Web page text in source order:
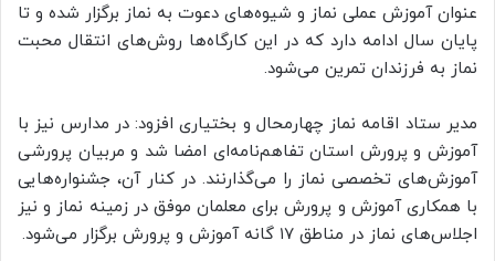
عنوان آموزش عملی نماز و شیوه‌های دعوت به نماز برگزار شده و تا
پایان سال ادامه دارد که در این کارگاه‌ها روش‌های انتقال محبت
نماز به فرزندان تمرین می‌شود.
مدیر ستاد اقامه نماز چهارمحال و بختیاری افزود: در مدارس نیز با
آموزش و پرورش استان تفاهم‌نامه‌ای امضا شد و مربیان پرورشی
آموزش‌های تخصصی نماز را می‌گذارنند. در کنار آن، جشنواره‌هایی
با همکاری آموزش و پرورش برای معلمان موفق در زمینه نماز و نیز
اجلاس‌های نماز در مناطق ۱۷ گانه آموزش و پرورش برگزار می‌شود.